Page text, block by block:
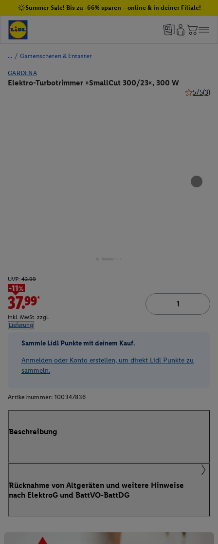
Summer Sale! Bis zu -66% sparen – online & in deiner Filiale!
/ Gartenscheren & Entaster
GARDENA
Elektro-Turbotrimmer »SmallCut 300/23«, 300 W
5/5(3)
UVP: 42.99
-11%
37.99*
inkl. MwSt. zzgl.
Lieferung
Sammle Lidl Punkte mit deinem Kauf.
Anmelden oder Konto erstellen, um direkt Lidl Punkte zu
sammeln.
Artikelnummer: 100347836
Beschreibung
Rücknahme von Altgeräten und weitere Hinweise
nach ElektroG und BattVO-BattDG